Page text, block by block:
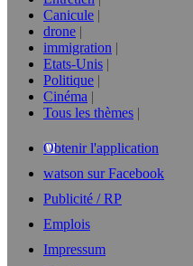
Canicule
drone
immigration
Etats-Unis
Politique
Cinéma
Tous les thèmes
Obtenir l'application
watson sur Facebook
Publicité / RP
Emplois
Impressum